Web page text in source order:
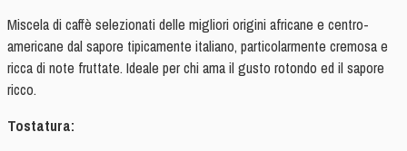
-
Consumabile
fino
al
quantità
Miscela di caffè selezionati delle migliori origini africane e centro-
americane dal sapore tipicamente italiano, particolarmente cremosa e
ricca di note fruttate. Ideale per chi ama il gusto rotondo ed il sapore
ricco.
Tostatura: